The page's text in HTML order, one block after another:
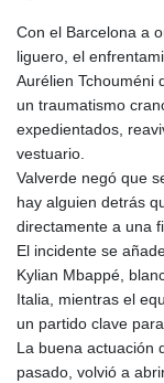
Con el Barcelona a
liguero, el
Aurélien Tchouméni
un traumatismo
expedientados,
vestuario.
Valverde negó que
hay alguien detrás
directamente a una
El incidente se
Kylian Mbappé,
Italia, mientras el
un partido clave
La buena actuación
pasado, volvió a